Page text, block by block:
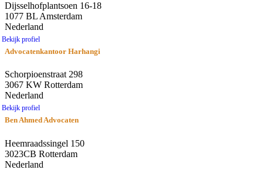
Dijsselhofplantsoen 16-18
1077 BL Amsterdam
Nederland
Bekijk profiel
Advocatenkantoor Harhangi
Schorpioenstraat 298
3067 KW Rotterdam
Nederland
Bekijk profiel
Ben Ahmed Advocaten
Heemraadssingel 150
3023CB Rotterdam
Nederland